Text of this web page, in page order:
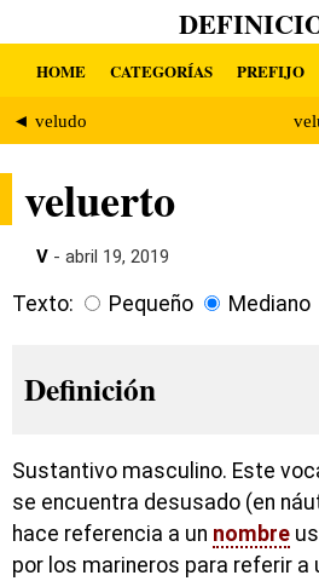
HOME CATEGORÍAS PREFIJO
◄ veludo
veluerto
V - abril 19, 2019
Texto: Pequeño Mediano
Definición
Sustantivo masculino. Este
se encuentra desusado (en
hace referencia a un nombre
por los marineros para referir a